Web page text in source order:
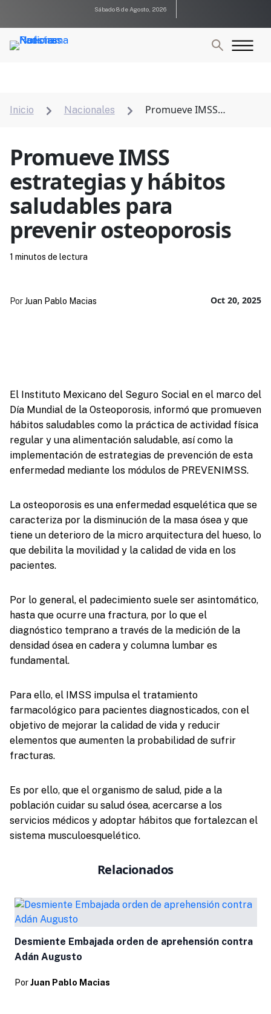
Sábado 8 de Agosto, 2026
Inicio  Nacionales 
Promueve IMSS
Promueve IMSS
estrategias y hábitos
saludables para
prevenir osteoporosis
Oct 20, 2025
PorJuan Pablo Macias
1 minutos de lectura
El Instituto Mexicano del Seguro Social en el marco del
Día Mundial de la Osteoporosis, informó que promueven
hábitos saludables como la práctica de actividad física
regular y una alimentación saludable, así como la
implementación de estrategias de prevención de esta
enfermedad mediante los módulos de PREVENIMSS.
La osteoporosis es una enfermedad esquelética que se
caracteriza por la disminución de la masa ósea y que
tiene un deterioro de la micro arquitectura del hueso, lo
que debilita la movilidad y la calidad de vida en los
pacientes.
Por lo general, el padecimiento suele ser asintomático,
hasta que ocurre una fractura, por lo que el
diagnóstico temprano a través de la medición de la
densidad ósea en cadera y columna lumbar es
fundamental.
Para ello, el IMSS impulsa el tratamiento
farmacológico para pacientes diagnosticados, con el
objetivo de mejorar la calidad de vida y reducir
elementos que aumenten la probabilidad de sufrir
fracturas.
Es por ello, que el organismo de salud, pide a la
población cuidar su salud ósea, acercarse a los
servicios médicos y adoptar hábitos que fortalezcan el
sistema musculoesquelético.
Relacionados
Desmiente Embajada orden de aprehensión contra
Adán Augusto
Por Juan Pablo Macias